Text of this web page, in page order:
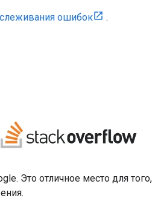
ошибок
.
Это отличное место для того,